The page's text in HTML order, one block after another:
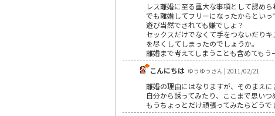
レス離婚に至る重大な事項として認めら
でも離婚してフリーになったからといっ
遊び当然でされても嫌でしょ？
セックスだけでなくて手をつないだり
を尽くしてしまったのでしょうか。
離婚まで考えてしまうことも含めてもう
こんにちは ゆうゆうさん | 2011/02/21
離婚の理由にはなりますが、そのまえに
自分から誘ってみたり、ここまで思いつ
もうちょっとだけ頑張ってみたらどうで